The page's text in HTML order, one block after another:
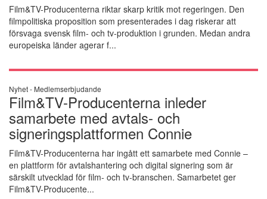
Film&TV-Producenterna riktar skarp kritik mot regeringen. Den
filmpolitiska proposition som presenterades i dag riskerar att
försvaga svensk film- och tv-produktion i grunden. Medan andra
europeiska länder agerar f...
Nyhet - Medlemserbjudande
Film&TV-Producenterna inleder
samarbete med avtals- och
signeringsplattformen Connie
Film&TV-Producenterna har ingått ett samarbete med Connie –
en plattform för avtalshantering och digital signering som är
särskilt utvecklad för film- och tv-branschen. Samarbetet ger
Film&TV-Producente...